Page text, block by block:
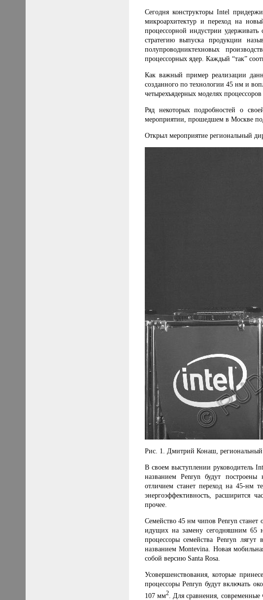
Сегодня конструкторы Intel
микроархитектур и переход на
процессорной индустрии
стратегию выпуска продукции
полупроводниктехновых
процессорных ядер. Каждый “так”
Как важный пример реализации
созданного по технологии 45 нм и
четырехъядерных моделях процессоров
Ряд некоторых подробностей о
мероприятии, прошедшем в Москве
Открыл мероприятие региональный
Рис. 1. Дмитрий Конаш,
В своем выступлении руководитель
названием Penryn будут
отличием станет переход на 45-нм
энергоэффективность, расширится
прочее.
Семейство 45 нм чипов Penryn
идущих на замену сегодняшним 65
процессоры семейства Penryn
названием Montevina. Новая
собой версию Santa Rosa.
Усовершенствования, которые
процессоры Penryn будут включать
107 мм2. Для сравнения,